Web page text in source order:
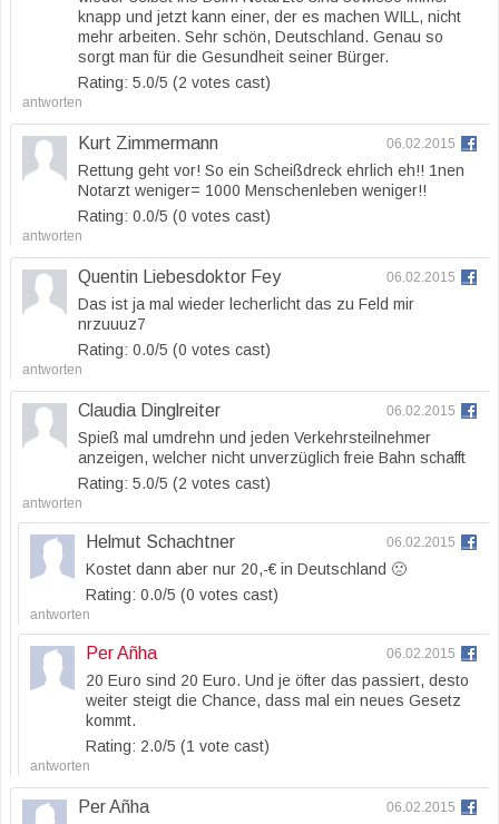
knapp und jetzt kann einer, der es machen WILL, nicht
mehr arbeiten. Sehr schön, Deutschland. Genau so
sorgt man für die Gesundheit seiner Bürger.
Rating: 5.0/5 (2 votes cast)
antworten
Kurt Zimmermann 06.02.2015
Rettung geht vor! So ein Scheißdreck ehrlich eh!! 1nen
Notarzt weniger= 1000 Menschenleben weniger!!
Rating: 0.0/5 (0 votes cast)
antworten
Quentin Liebesdoktor Fey 06.02.2015
Das ist ja mal wieder lecherlicht das zu Feld mir
nrzuuuz7
Rating: 0.0/5 (0 votes cast)
antworten
Claudia Dinglreiter 06.02.2015
Spieß mal umdrehn und jeden Verkehrsteilnehmer
anzeigen, welcher nicht unverzüglich freie Bahn schafft
Rating: 5.0/5 (2 votes cast)
antworten
Helmut Schachtner 06.02.2015
Kostet dann aber nur 20,-€ in Deutschland 🙁
Rating: 0.0/5 (0 votes cast)
antworten
Per Añha 06.02.2015
20 Euro sind 20 Euro. Und je öfter das passiert, desto
weiter steigt die Chance, dass mal ein neues Gesetz
kommt.
Rating: 2.0/5 (1 vote cast)
antworten
Per Añha 06.02.2015